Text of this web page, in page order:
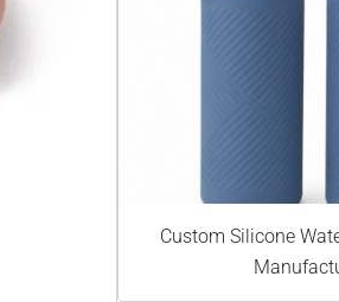
Custom Silicone